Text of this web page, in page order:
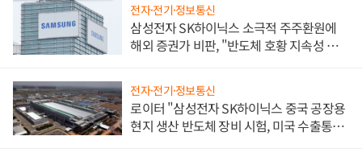
전자·전기·정보통신
삼성전자 SK하이닉스 소극적 주주환원에
해외 증권가 비판, "반도체 호황 지속성 의
전자·전기·정보통신
로이터 "삼성전자 SK하이닉스 중국 공장용
현지 생산 반도체 장비 시험, 미국 수출통제